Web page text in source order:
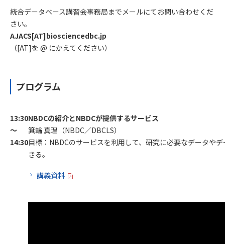
統合データベース講習会事務局までメールにてお問い合わせくだ
さい。
AJACS[AT]biosciencedbc.jp
（[AT]を @ にかえてください）
プログラム
13:30
～
14:30
NBDCの紹介とNBDCが提供するサービス
箕輪 真理（NBDC／DBCLS）
目標：NBDCのサービスを利用して、研究に必要なデータや
きる。
講義資料